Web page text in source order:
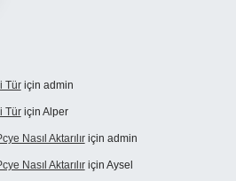
Türiçin admin
Türiçin Alper
Nasıl Aktarılıriçin admin
Nasıl Aktarılıriçin Aysel